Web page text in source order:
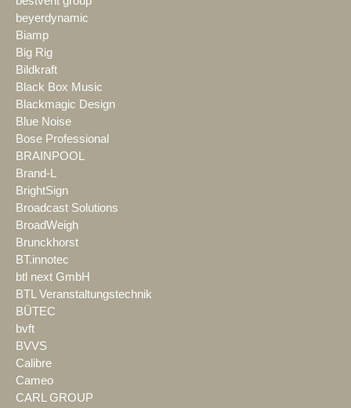
beyerdynamic
Biamp
Big Rig
Bildkraft
Black Box Music
Blackmagic Design
Blue Noise
Bose Professional
BRAINPOOL
Brand-L
BrightSign
Broadcast Solutions
BroadWeigh
Brunckhorst
BT.innotec
btl next GmbH
BTL Veranstaltungstechnik
BÜTEC
bvft
BVVS
Calibre
Cameo
CARL GROUP